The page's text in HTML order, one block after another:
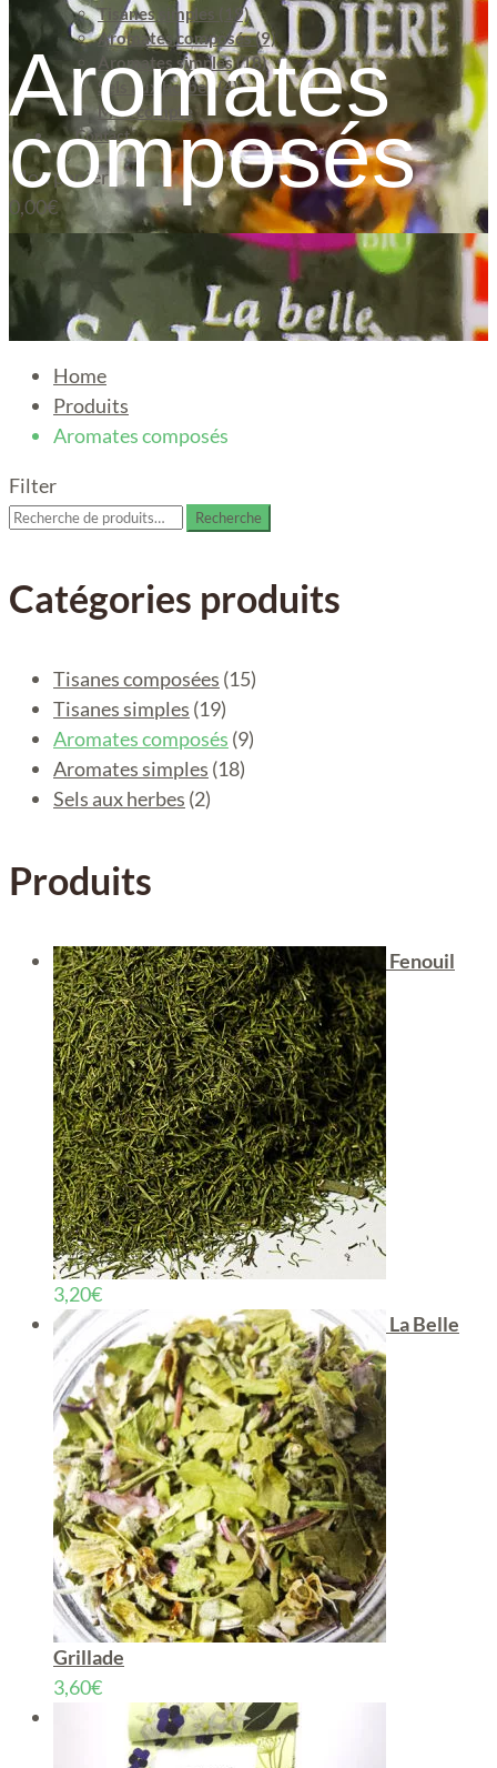
Tisanes simples (19)
Aromates composés (9)
Aromates simples (18)
Sels aux herbes (4)
Mon compte
Contact
Mon panier
0,00€
Aromates
composés
Home
Produits
Aromates composés
Filter
Recherche
Recherche
Catégories produits
Tisanes composées (15)
Tisanes simples (19)
Aromates composés (9)
Aromates simples (18)
Sels aux herbes (2)
Produits
Fenouil
3,20€
La Belle
Grillade
3,60€